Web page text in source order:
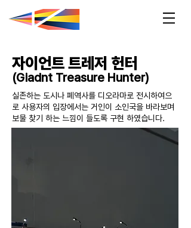
자이언트 트레저 헌터
(Giadnt Treasure Hunter)
실존하는 도시나 폐역사를 디오라마로 전시하여으
로 사용자의 입장에서는 거인이 소인국을 바라보며
보물 찾기 하는 느낌이 들도록 구현 하였습니다.